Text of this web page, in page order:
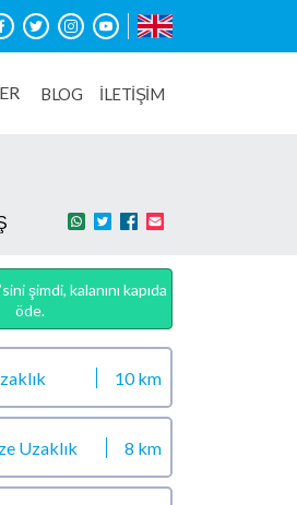
BLOG İLETİŞİM
şimdi, kalanını kapıda
öde.
10 km
Uzaklık 8 km